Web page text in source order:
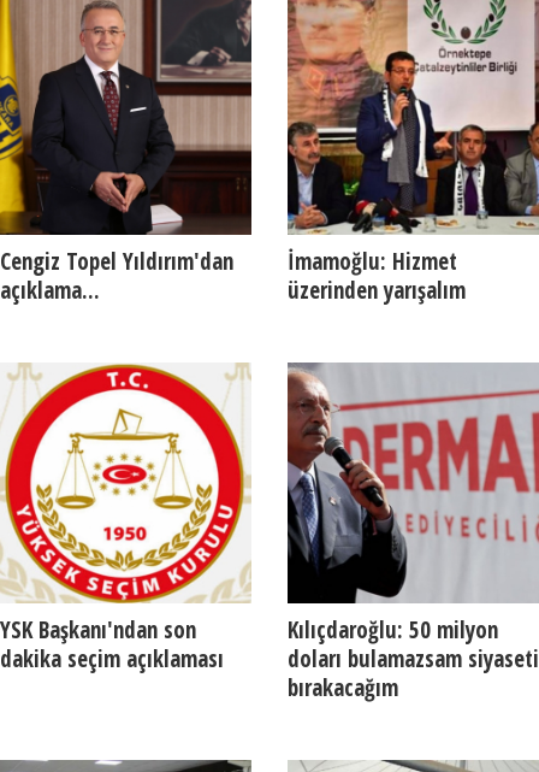
Cengiz Topel Yıldırım'dan
açıklama...
İmamoğlu: Hizmet
üzerinden yarışalım
YSK Başkanı'ndan son
dakika seçim açıklaması
Kılıçdaroğlu: 50 milyon
doları bulamazsam siyaseti
bırakacağım